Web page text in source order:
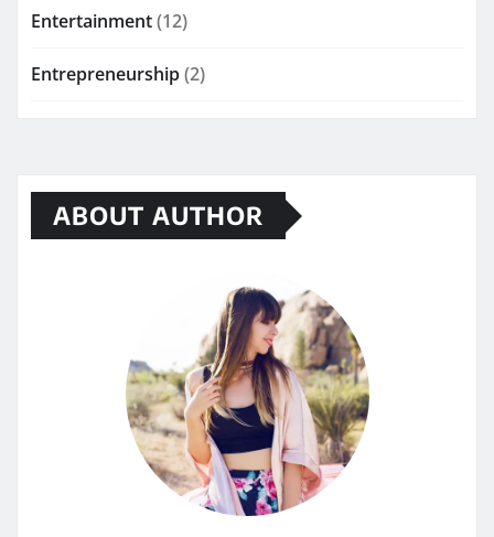
Entertainment(12)
Entrepreneurship(2)
ABOUT AUTHOR